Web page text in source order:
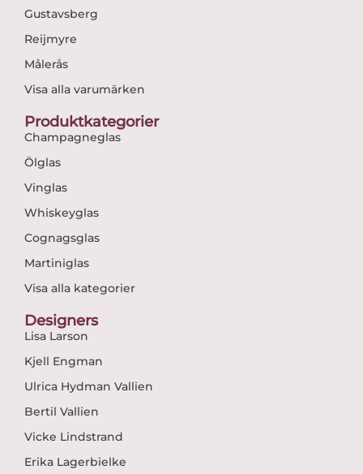
Gustavsberg
Reijmyre
Målerås
Visa alla varumärken
Produktkategorier
Champagneglas
Ölglas
Vinglas
Whiskeyglas
Cognagsglas
Martiniglas
Visa alla kategorier
Designers
Lisa Larson
Kjell Engman
Ulrica Hydman Vallien
Bertil Vallien
Vicke Lindstrand
Erika Lagerbielke